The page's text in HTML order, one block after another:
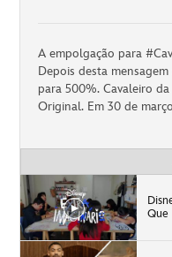
A empolgação para
Depois desta
para 500%. Cavaleiro
Original. Em 30 de
Que